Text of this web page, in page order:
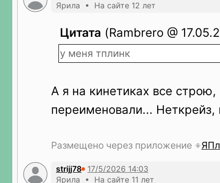
Ярила • На сайте 12 лет
Цитата (Rambrero @
у меня тплинк
А я на кинетиках все
переименовали... Неткрейз,
Размещено через приложение
strijj78
Ярила • На сайте 11 лет